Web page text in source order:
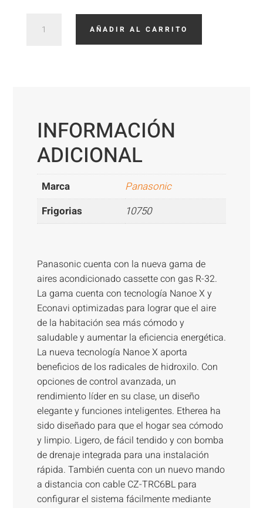
Panasonic
KIT125PU3Z5
AÑADIR AL CARRITO
INFORMACIÓN
ADICIONAL
Marca
Panasonic
Frigorias
10750
Panasonic cuenta con la nueva gama de
aires acondicionado cassette con gas R-32.
La gama cuenta con tecnología Nanoe X y
Econavi optimizadas para lograr que el aire
de la habitación sea más cómodo y
saludable y aumentar la eficiencia energética.
La nueva tecnología Nanoe X aporta
beneficios de los radicales de hidroxilo. Con
opciones de control avanzada, un
rendimiento líder en su clase, un diseño
elegante y funciones inteligentes. Etherea ha
sido diseñado para que el hogar sea cómodo
y limpio. Ligero, de fácil tendido y con bomba
de drenaje integrada para una instalación
rápida. También cuenta con un nuevo mando
a distancia con cable CZ-TRC6BL para
configurar el sistema fácilmente mediante